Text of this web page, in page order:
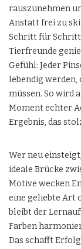
rauszunehmen
Anstatt frei zu
Schritt für Schritt
Tierfreunde
Gefühl: Jeder
lebendig werden,
müssen. So wird
Moment echter
Ergebnis, das
Wer neu
ideale Brücke
Motive wecken
eine geliebte Art
bleibt der
Farben
Das schafft